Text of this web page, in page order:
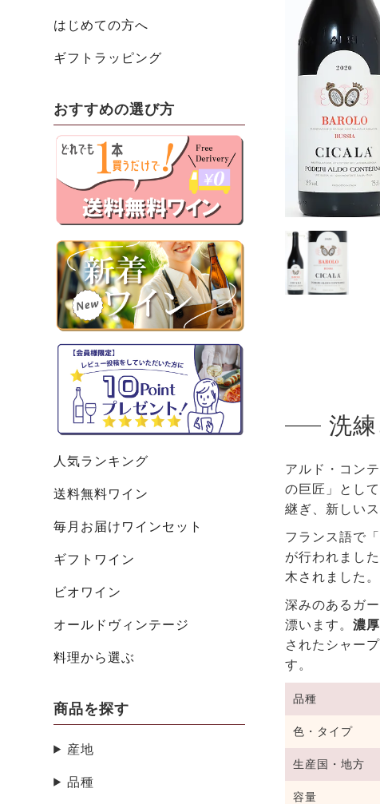
はじめての方へ
ギフトラッピング
おすすめの選び方
人気ランキング
送料無料ワイン
毎月お届けワインセット
ギフトワイン
ビオワイン
オールドヴィンテージ
料理から選ぶ
商品を探す
産地
品種
洗
アルド・コン
の巨匠」とし
継ぎ、新しい
フランス語で
が行われまし
木されました。
深みのあるガ
漂います。濃
されたシャー
す。
品種
色・タイプ
生産国・地方
容量